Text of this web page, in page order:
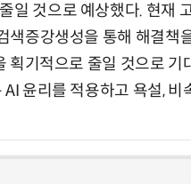
일 것으로 예상했다. 현재
증강생성을 통해 해결책
획기적으로 줄일 것으로 기
윤리를 적용하고 욕설, 비